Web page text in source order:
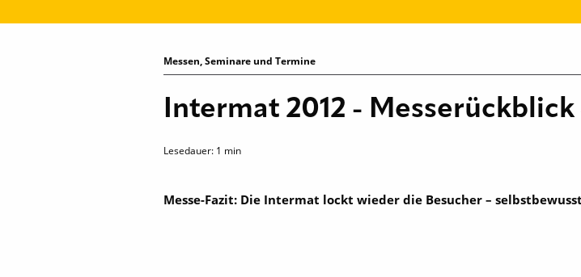
Messen, Seminare und Termine
Intermat 2012 - Messerückblick
Lesedauer: 1 min
Messe-Fazit: Die Intermat lockt wieder die Besucher –